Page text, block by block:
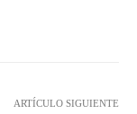
ARTÍCULO SIGUIENTE